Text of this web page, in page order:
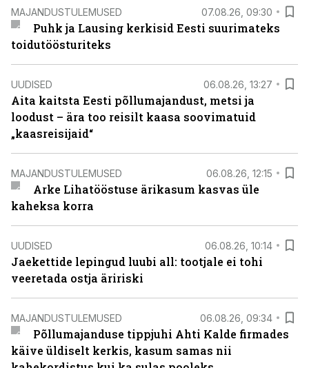
MAJANDUSTULEMUSED 07.08.26, 09:30
Puhk ja Lausing kerkisid Eesti suurimateks
toidutöösturiteks
UUDISED 06.08.26, 13:27
Aita kaitsta Eesti põllumajandust, metsi ja
loodust – ära too reisilt kaasa soovimatuid
„kaasreisijaid“
MAJANDUSTULEMUSED 06.08.26, 12:15
Arke Lihatööstuse ärikasum kasvas üle
kaheksa korra
UUDISED 06.08.26, 10:14
Jaekettide lepingud luubi all: tootjale ei tohi
veeretada ostja äririski
MAJANDUSTULEMUSED 06.08.26, 09:34
Põllumajanduse tippjuhi Ahti Kalde firmades
käive üldiselt kerkis, kasum samas nii